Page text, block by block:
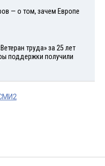
— о том, зачем Европе
труда» за 25 лет
поддержки получили